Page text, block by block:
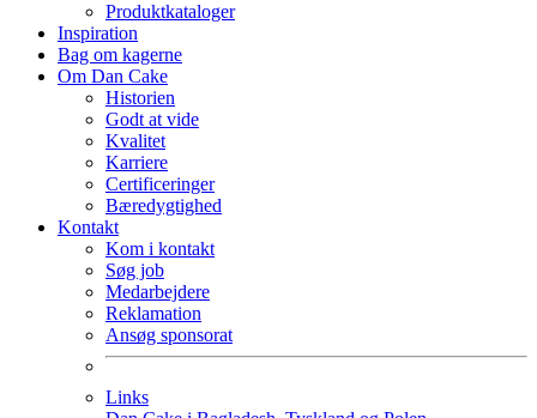
Produktkataloger
Inspiration
Bag om kagerne
Om Dan Cake
Historien
Godt at vide
Kvalitet
Karriere
Certificeringer
Bæredygtighed
Kontakt
Kom i kontakt
Søg job
Medarbejdere
Reklamation
Ansøg sponsorat
Links